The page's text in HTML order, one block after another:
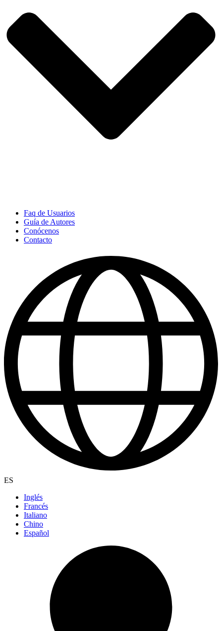
Faq de Usuarios
Guía de Autores
Conócenos
Contacto
ES
Inglés
Francés
Italiano
Chino
Español